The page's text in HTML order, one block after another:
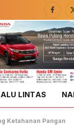
LINTAS
Ketahanan Pangan